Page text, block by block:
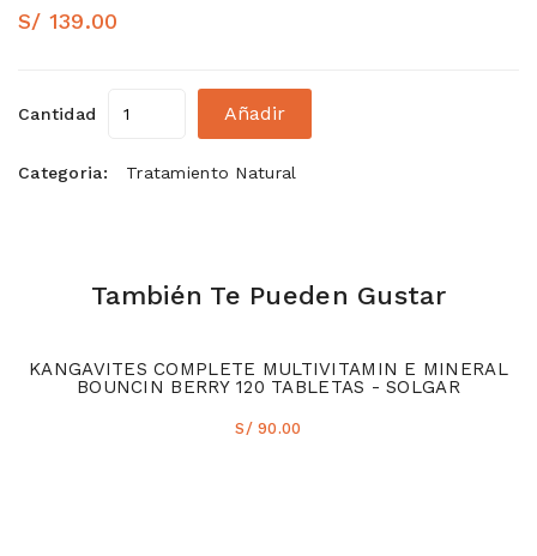
S/ 139.00
Cantidad Añadir
Categoria: Tratamiento Natural
También Te Pueden Gustar
KANGAVITES COMPLETE MULTIVITAMIN E MINERAL
BOUNCIN BERRY 120 TABLETAS - SOLGAR
S/ 90.00